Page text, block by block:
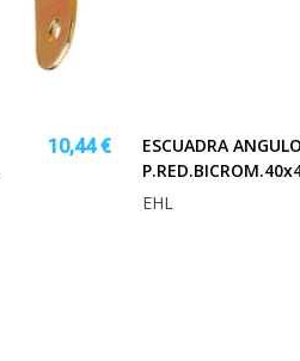
10,44 €
ESCUADRA ANGULO
EHL